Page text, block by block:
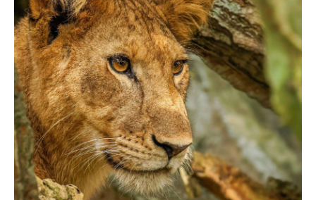
IKibalebesöker du först ett våtmarksområde med en
fantastisk flora och fauna (fågelälskare, detta är för er).